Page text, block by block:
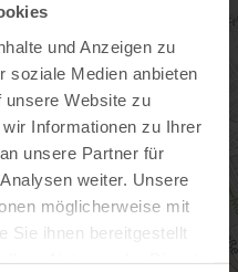
und Anzeigen zu
soziale Medien anbieten
unsere Website zu
Informationen zu Ihrer
unsere Partner für
weiter. Unsere
möglicherweise mit
Sie ihnen bereitgestellt